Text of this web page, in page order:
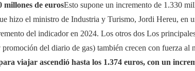
millones de eurosEsto supone un incremento de 1.330
hizo el ministro de Industria y Turismo, Jordi Hereu, en
del indicador en 2024. Los otros dos Los
del diario de gas) también crecen con fuerza al
viajar ascendió hasta los 1.374 euros, con un